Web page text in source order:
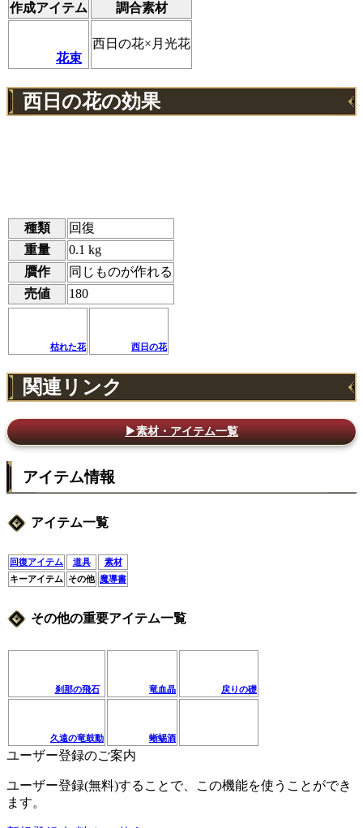
作成アイテム 調合素材
花束
西日の花×月光花
西日の花の効果
種類
回復
重量
0.1 kg
贋作
同じものが作れる
売値
180
枯れた花 西日の花
関連リンク
▶素材・アイテム一覧
アイテム情報
アイテム一覧
回復アイテム 道具
素材
キーアイテム
その他 魔導書
その他の重要アイテム一覧
刹那の飛石 竜血晶 戻りの礎
久遠の竜鼓動 蜥蜴酒
ユーザー登録のご案内
ユーザー登録(無料)することで、この機能を使うことができ
ます。